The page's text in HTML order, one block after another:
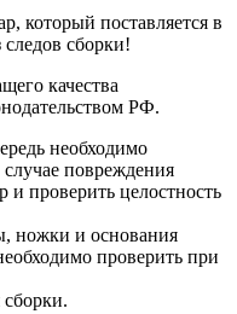
который поставляется в
сборки!
качества
РФ.
необходимо
повреждения
и проверить целостность
ножки и основания
проверить при